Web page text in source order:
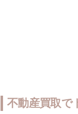
不動産買取で